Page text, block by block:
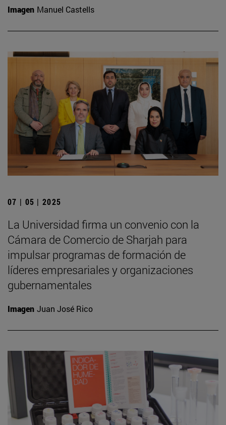
Imagen Manuel Castells
07 | 05 | 2025
La Universidad firma un convenio con la
Cámara de Comercio de Sharjah para
impulsar programas de formación de
líderes empresariales y organizaciones
gubernamentales
Imagen Juan José Rico